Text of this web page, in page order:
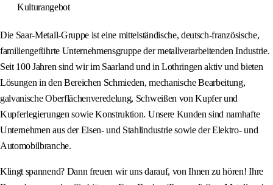
Kulturangebot
Die Saar-Metall-Gruppe ist eine mittelständische, deutsch-französische,
familiengeführte Unternehmensgruppe der metallverarbeitenden Industrie.
Seit 100 Jahren sind wir im Saarland und in Lothringen aktiv und bieten
Lösungen in den Bereichen Schmieden, mechanische Bearbeitung,
galvanische Oberflächenveredelung, Schweißen von Kupfer und
Kupferlegierungen sowie Konstruktion. Unsere Kunden sind namhafte
Unternehmen aus der Eisen- und Stahlindustrie sowie der Elektro- und
Automobilbranche.
Klingt spannend? Dann freuen wir uns darauf, von Ihnen zu hören! Ihre